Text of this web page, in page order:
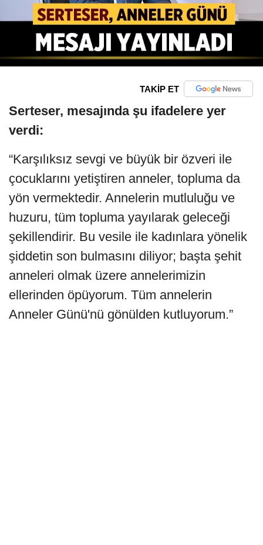
TAKİP ET
Serteser, mesajında şu ifadelere yer
verdi:
“Karşılıksız sevgi ve büyük bir özveri ile
çocuklarını yetiştiren anneler, topluma da
yön vermektedir. Annelerin mutluluğu ve
huzuru, tüm topluma yayılarak geleceği
şekillendirir. Bu vesile ile kadınlara yönelik
şiddetin son bulmasını diliyor; başta şehit
anneleri olmak üzere annelerimizin
ellerinden öpüyorum. Tüm annelerin
Anneler Günü'nü gönülden kutluyorum.”